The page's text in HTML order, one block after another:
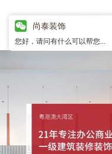
尚泰装饰
您好，请问有什么可以帮您...